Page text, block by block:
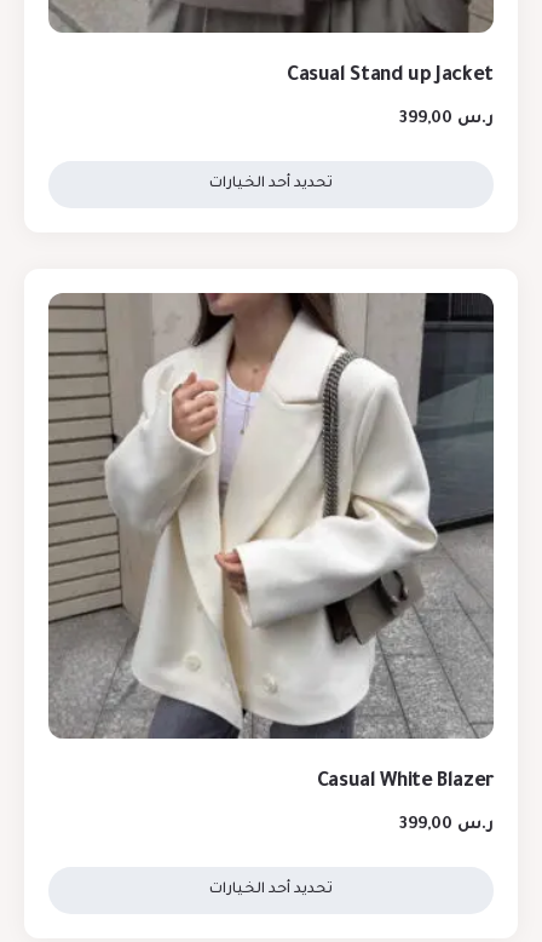
Casual Stand up Jacket
ر.س
تحديد أحد الخيارات
Casual White Blazer
ر.س
تحديد أحد الخيارات